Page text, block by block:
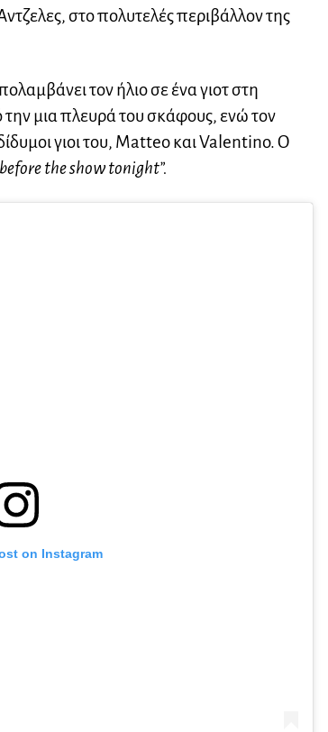
στο πολυτελές περιβάλλον της
τον ήλιο σε ένα γιοτ στη
μια πλευρά του σκάφους, ενώ τον
γιοι του, Matteo και Valentino. Ο
the show tonight”.
on Instagram